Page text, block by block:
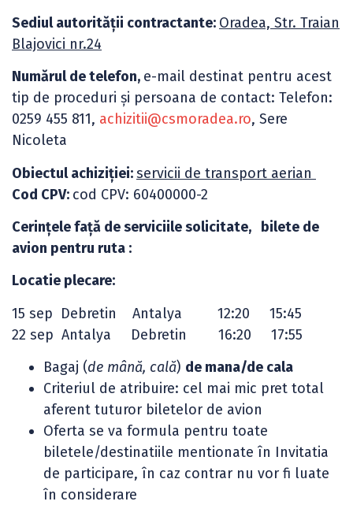
Sediul autorității contractante: Oradea, Str. Traian
Blajovici nr.24
Numărul de telefon, e-mail destinat pentru acest
tip de proceduri şi persoana de contact: Telefon:
0259 455 811, achizitii@csmoradea.ro, Sere
Nicoleta
Obiectul achiziției:servicii de transport aerian
Cod CPV: cod CPV: 60400000-2
Cerințele față de serviciile solicitate, bilete de
avion pentru ruta :
Locatie plecare:
15 sep Debretin Antalya 12:20 15:45
22 sep Antalya Debretin 16:20 17:55
Bagaj (de mână, cală) de mana/de cala
Criteriul de atribuire: cel mai mic pret total
aferent tuturor biletelor de avion
Oferta se va formula pentru toate
biletele/destinatiile mentionate în Invitatia
de participare, în caz contrar nu vor fi luate
în considerare